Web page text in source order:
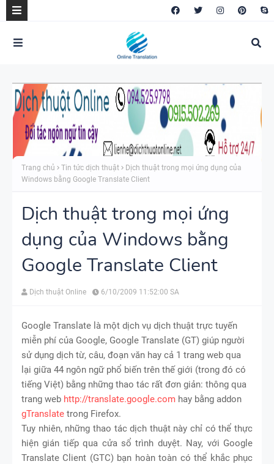
Trang chủ Tin tức dịch thuật
Dịch thuật trong mọi ứng dụng của
Windows bằng Google Translate Client
Dịch thuật trong mọi ứng
dụng của Windows bằng
Google Translate Client
Dịch thuật Online 6/10/2009 11:52:00 SA
Google Translate là một dịch vụ dịch thuật trực tuyến
miễn phí của Google, Google Translate (GT) giúp người
sử dụng dịch từ, câu, đoạn văn hay cả 1 trang web qua
lại giữa 44 ngôn ngữ phổ biến trên thế giới (trong đó có
tiếng Việt) bằng những thao tác rất đơn giản: thông qua
trang web http://translate.google.com hay bằng addon
gTranslate trong Firefox.
Tuy nhiên, những thao tác dịch thuật này chỉ có thể thực
hiện gián tiếp qua cửa sổ trình duyệt. Nay, với Google
Translate Client (GTC) bạn hoàn toàn có thể khắc phục